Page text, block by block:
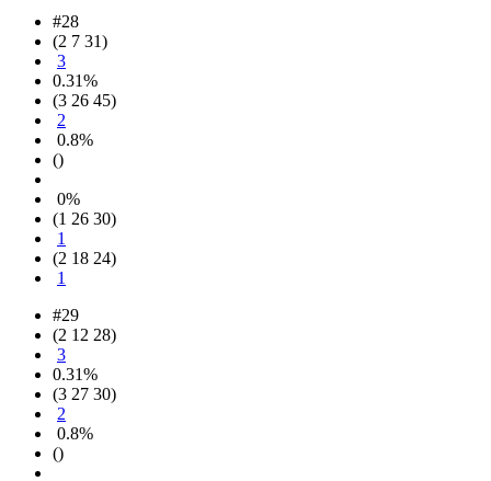
#28
(2 7 31)
3
0.31%
(3 26 45)
2
0.8%
()
0%
(1 26 30)
1
(2 18 24)
1
#29
(2 12 28)
3
0.31%
(3 27 30)
2
0.8%
()